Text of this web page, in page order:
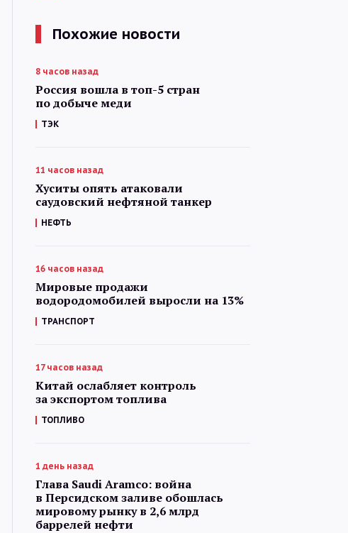
Похожие новости
8 часов назад
Россия вошла в топ-5 стран
по добыче меди
ТЭК
11 часов назад
Хуситы опять атаковали
саудовский нефтяной танкер
НЕФТЬ
16 часов назад
Мировые продажи
водородомобилей выросли на 13%
ТРАНСПОРТ
17 часов назад
Китай ослабляет контроль
за экспортом топлива
ТОПЛИВО
1 день назад
Глава Saudi Aramco: война
в Персидском заливе обошлась
мировому рынку в 2,6 млрд
баррелей нефти